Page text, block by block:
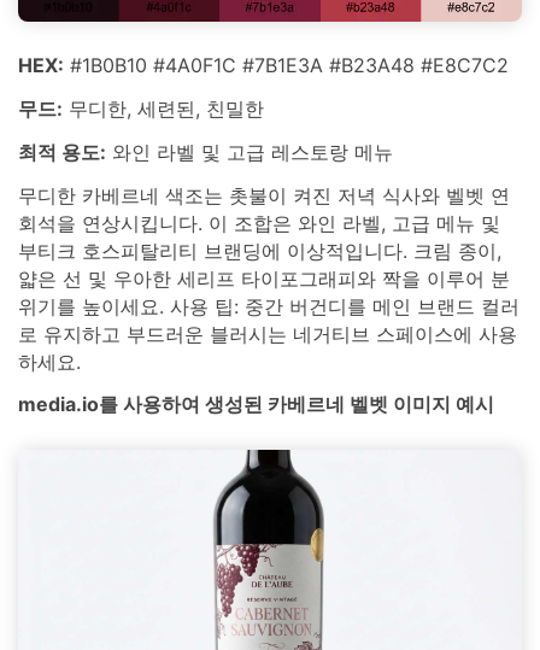
HEX: #1B0B10 #4A0F1C #7B1E3A #B23A48 #E8C7C2
무드: 무디한, 세련된, 친밀한
최적 용도: 와인 라벨 및 고급 레스토랑 메뉴
무디한 카베르네 색조는 촛불이 켜진 저녁 식사와 벨벳 연
회석을 연상시킵니다. 이 조합은 와인 라벨, 고급 메뉴 및
부티크 호스피탈리티 브랜딩에 이상적입니다. 크림 종이,
얇은 선 및 우아한 세리프 타이포그래피와 짝을 이루어 분
위기를 높이세요. 사용 팁: 중간 버건디를 메인 브랜드 컬러
로 유지하고 부드러운 블러시는 네거티브 스페이스에 사용
하세요.
media.io를 사용하여 생성된 카베르네 벨벳 이미지 예시